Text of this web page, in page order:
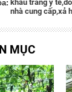
khẩu trang y tế,
nhà cung cấp,xả
MỤC